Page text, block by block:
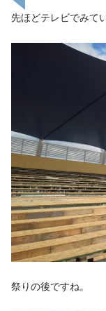
先ほどテレビでみて
祭りの後ですね。